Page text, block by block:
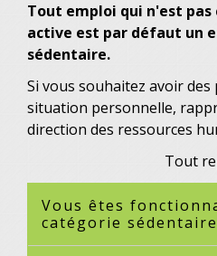
Tout emploi qui n'est pas
active est par défaut un
sédentaire.
Si vous souhaitez avoir
situation personnelle,
direction des ressources
Tout
Vous êtes
catégorie sédentaire